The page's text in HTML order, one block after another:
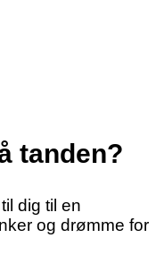
tanden?
dig til en
og drømme for